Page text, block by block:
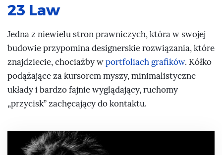
23 Law
Jedna z niewielu stron prawniczych, która w swojej
budowie przypomina designerskie rozwiązania, które
znajdziecie, chociażby wportfoliach grafików. Kółko
podążające za kursorem myszy, minimalistyczne
układy i bardzo fajnie wyglądający, ruchomy
„przycisk” zachęcający do kontaktu.